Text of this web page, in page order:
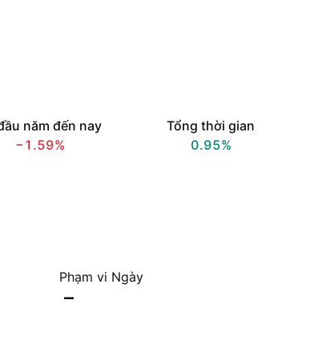
năm đến nay
−1.59%
Tổng thời gian
0.95%
Phạm vi Ngày
–